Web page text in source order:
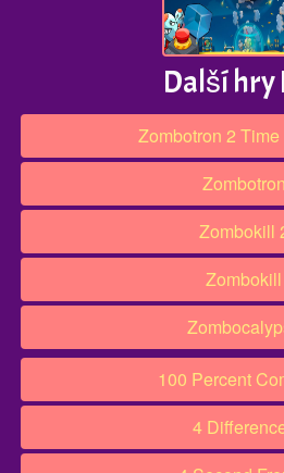
Další hry
Zombotron 2
Zombotron
Zombokill
Zombokill
100 Percent
4